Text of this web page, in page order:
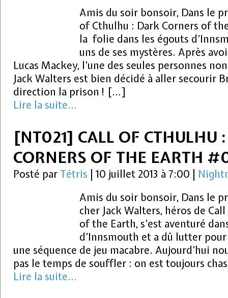
Amis du soir bonsoir, Dans le
of Cthulhu : Dark Corners of
la folie dans les égouts
uns de ses mystères. Après
Lucas Mackey, l’une des seules personnes
Jack Walters est bien décidé à aller secourir
direction la prison ! […]
Lire la suite...
[NT021] CALL OF CTHULHU
CORNERS OF THE EARTH
Posté par Tétris 10 juillet 2013 à 7:00
Amis du soir bonsoir, Dans le
cher Jack Walters, héros de
of the Earth, s’est aventuré
d’Innsmouth et a dû lutter
une séquence de jeu macabre. Aujourd’hui
pas le temps de souffler : on est toujours
Lire la suite...